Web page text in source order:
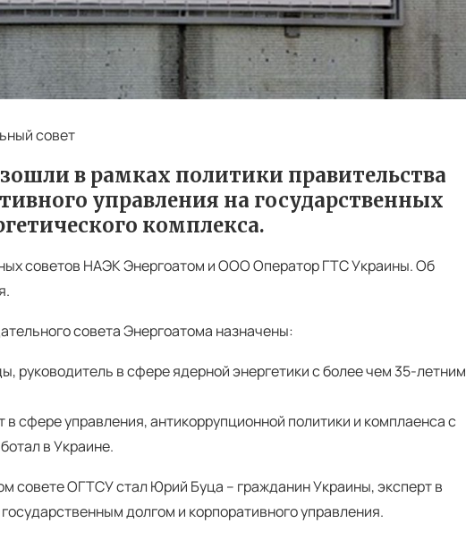
совет
в рамках политики правительства
управления на государственных
комплекса.
советов НАЭК Энергоатом и ООО Оператор ГТС Украины. Об
совета Энергоатома назначены:
руководитель в сфере ядерной энергетики с более чем 35-летним
управления, антикоррупционной политики и комплаенса с
в Украине.
совете ОГТСУ стал Юрий Буца – гражданин Украины, эксперт в
долгом и корпоративного управления.